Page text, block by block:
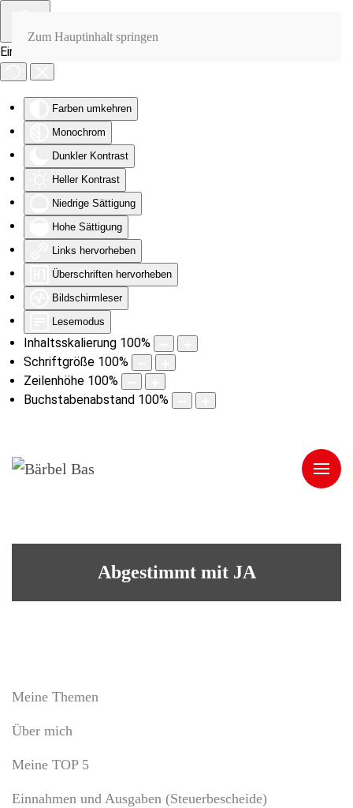
Eingabehilfen öffnen
Farben umkehren
Monochrom
Dunkler Kontrast
Heller Kontrast
Niedrige Sättigung
Hohe Sättigung
Links hervorheben
Überschriften hervorheben
Bildschirmleser
Lesemodus
Inhaltsskalierung 100%
Schriftgröße 100%
Zeilenhöhe 100%
Buchstabenabstand 100%
Zum Hauptinhalt springen
Abgestimmt mit JA
Meine Themen
Über mich
Meine TOP 5
Einnahmen und Ausgaben (Steuerbescheide)